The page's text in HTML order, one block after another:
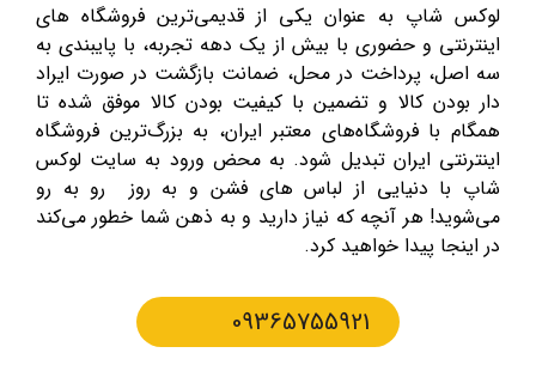
لوکس شاپ به عنوان یکی از قدیمی‌ترین فروشگاه های
اینترنتی و حضوری با بیش از یک دهه تجربه، با پایبندی به
سه اصل، پرداخت در محل، ضمانت بازگشت در صورت ایراد
دار بودن کالا و تضمین با کیفیت بودن کالا موفق شده تا
همگام با فروشگاه‌های معتبر ایران، به بزرگ‌ترین فروشگاه
اینترنتی ایران تبدیل شود. به محض ورود به سایت لوکس
شاپ با دنیایی از لباس های فشن و به روز رو به رو
می‌شوید! هر آنچه که نیاز دارید و به ذهن شما خطور می‌کند
در اینجا پیدا خواهید کرد.
09365755921